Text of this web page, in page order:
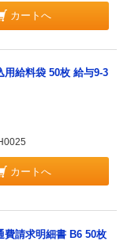
カートへ
用給料袋 50枚 給与9-3
カートへ
費請求明細書 B6 50枚